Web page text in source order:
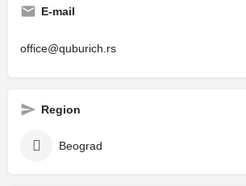
E-mail
office@quburich.rs
Region
Beograd